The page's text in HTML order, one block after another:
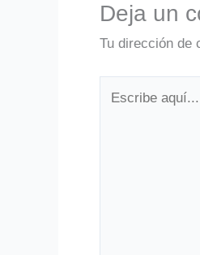
Deja un
Tu dirección de